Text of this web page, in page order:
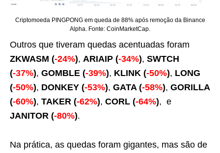
Criptomoeda PINGPONG em queda de 88% após remoção da Binance
Alpha. Fonte: CoinMarketCap.
Outros que tiveram quedas acentuadas foram
ZKWASM (-24%), ARIAIP (-34%), SWTCH
(-37%), GOMBLE (-39%), KLINK (-50%), LONG
(-50%), DONKEY (-53%), GATA (-58%), GORILLA
(-60%), TAKER (-62%), CORL (-64%), e
JANITOR (-80%).
Na prática, as quedas foram gigantes, mas são de